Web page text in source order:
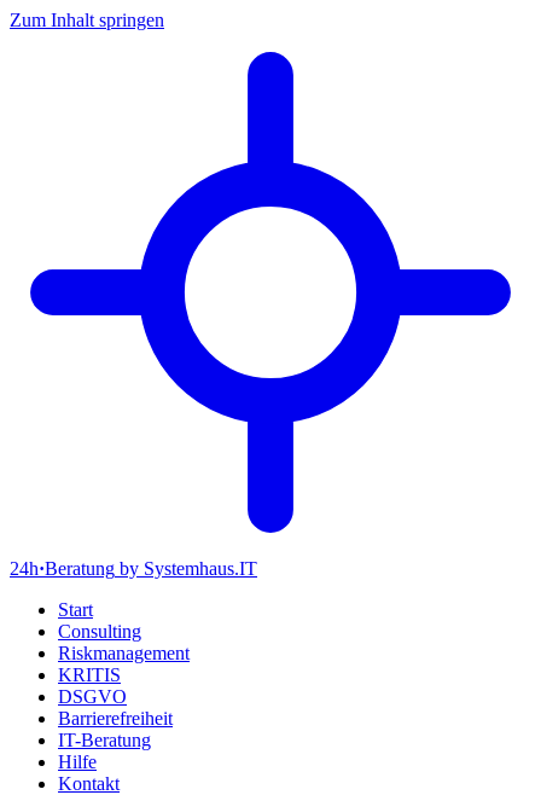
Zum Inhalt springen
24h·Beratung by Systemhaus.IT
Start
Consulting
Riskmanagement
KRITIS
DSGVO
Barrierefreiheit
IT-Beratung
Hilfe
Kontakt